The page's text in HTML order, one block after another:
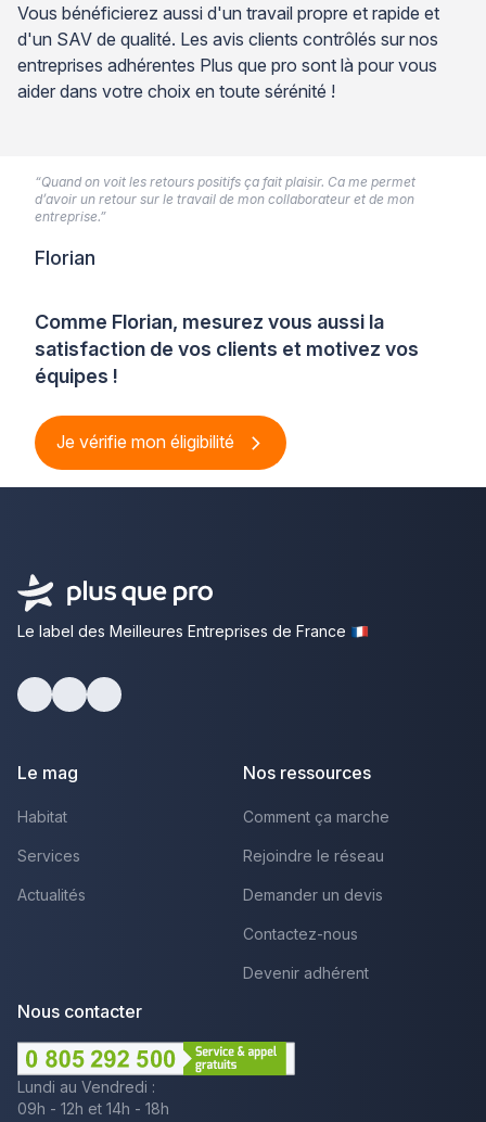
Vous bénéficierez aussi d'un travail propre et rapide et
d'un SAV de qualité. Les avis clients contrôlés sur nos
entreprises adhérentes Plus que pro sont là pour vous
aider dans votre choix en toute sérénité !
Comme Florian, mesurez vous aussi la
satisfaction de vos clients et motivez vos
équipes !
Je vérifie mon éligibilité
“Quand on voit les retours positifs ça fait plaisir. Ca me permet
d’avoir un retour sur le travail de mon collaborateur et de mon
entreprise.”
Florian
Le label des Meilleures Entreprises de France
Le mag
Habitat
Services
Actualités
Nos ressources
Comment ça marche
Rejoindre le réseau
Demander un devis
Contactez-nous
Devenir adhérent
Nous contacter
Lundi au Vendredi :
09h - 12h et 14h - 18h